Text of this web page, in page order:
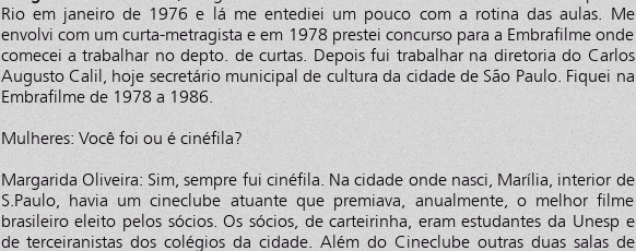
Rio em janeiro de 1976 e lá me entediei um pouco com a rotina das aulas. Me
envolvi com um curta-metragista e em 1978 prestei concurso para a Embrafilme onde
comecei a trabalhar no depto. de curtas. Depois fui trabalhar na diretoria do Carlos
Augusto Calil, hoje secretário municipal de cultura da cidade de São Paulo. Fiquei na
Embrafilme de 1978 a 1986.
Mulheres: Você foi ou é cinéfila?
Margarida Oliveira: Sim, sempre fui cinéfila. Na cidade onde nasci, Marília, interior de
S.Paulo, havia um cineclube atuante que premiava, anualmente, o melhor filme
brasileiro eleito pelos sócios. Os sócios, de carteirinha, eram estudantes da Unesp e
de terceiranistas dos colégios da cidade. Além do Cineclube outras duas salas de